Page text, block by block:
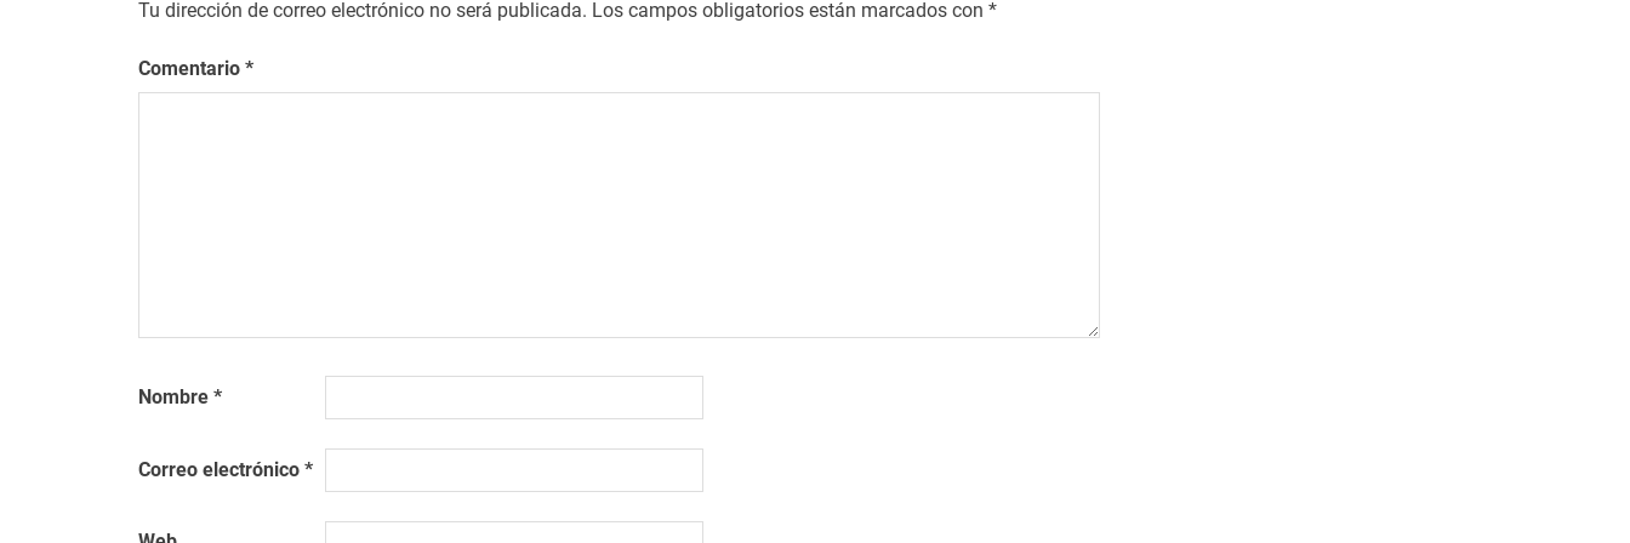
Tu dirección de correo electrónico no será publicada. Los campos obligatorios están marcados con *
Comentario *
Nombre *
Correo electrónico *